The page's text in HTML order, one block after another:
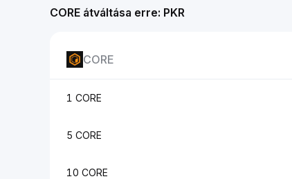
CORE átváltása erre: PKR
CORE
1 CORE
5 CORE
10 CORE